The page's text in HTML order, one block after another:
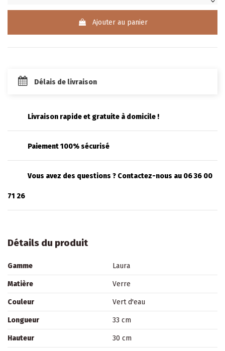
Ajouter au panier
Délais de livraison
Livraison rapide et gratuite à domicile !
Paiement 100% sécurisé
Vous avez des questions ? Contactez-nous au 06 36 00
71 26
Détails du produit
Gamme Laura
Matière Verre
Couleur Vert d'eau
Longueur 33 cm
Hauteur 30 cm